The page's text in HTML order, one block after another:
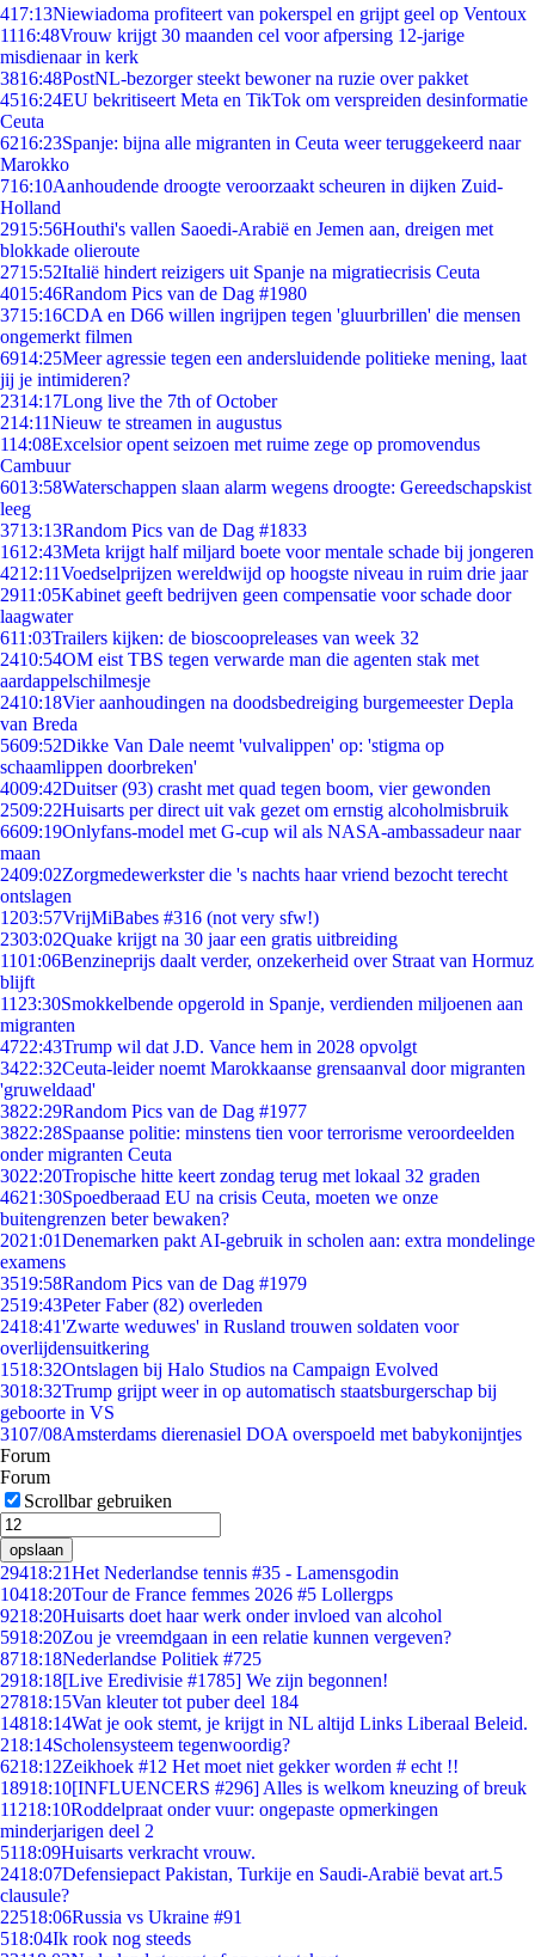
417:13Niewiadoma profiteert van pokerspel en grijpt geel op Ventoux
1116:48Vrouw krijgt 30 maanden cel voor afpersing 12-jarige
misdienaar in kerk
3816:48PostNL-bezorger steekt bewoner na ruzie over pakket
4516:24EU bekritiseert Meta en TikTok om verspreiden desinformatie
Ceuta
6216:23Spanje: bijna alle migranten in Ceuta weer teruggekeerd naar
Marokko
716:10Aanhoudende droogte veroorzaakt scheuren in dijken Zuid-
Holland
2915:56Houthi's vallen Saoedi-Arabië en Jemen aan, dreigen met
blokkade olieroute
2715:52Italië hindert reizigers uit Spanje na migratiecrisis Ceuta
4015:46Random Pics van de Dag #1980
3715:16CDA en D66 willen ingrijpen tegen 'gluurbrillen' die mensen
ongemerkt filmen
6914:25Meer agressie tegen een andersluidende politieke mening, laat
jij je intimideren?
2314:17Long live the 7th of October
214:11Nieuw te streamen in augustus
114:08Excelsior opent seizoen met ruime zege op promovendus
Cambuur
6013:58Waterschappen slaan alarm wegens droogte: Gereedschapskist
leeg
3713:13Random Pics van de Dag #1833
1612:43Meta krijgt half miljard boete voor mentale schade bij jongeren
4212:11Voedselprijzen wereldwijd op hoogste niveau in ruim drie jaar
2911:05Kabinet geeft bedrijven geen compensatie voor schade door
laagwater
611:03Trailers kijken: de bioscoopreleases van week 32
2410:54OM eist TBS tegen verwarde man die agenten stak met
aardappelschilmesje
2410:18Vier aanhoudingen na doodsbedreiging burgemeester Depla
van Breda
5609:52Dikke Van Dale neemt 'vulvalippen' op: 'stigma op
schaamlippen doorbreken'
4009:42Duitser (93) crasht met quad tegen boom, vier gewonden
2509:22Huisarts per direct uit vak gezet om ernstig alcoholmisbruik
6609:19Onlyfans-model met G-cup wil als NASA-ambassadeur naar
maan
2409:02Zorgmedewerkster die 's nachts haar vriend bezocht terecht
ontslagen
1203:57VrijMiBabes #316 (not very sfw!)
2303:02Quake krijgt na 30 jaar een gratis uitbreiding
1101:06Benzineprijs daalt verder, onzekerheid over Straat van Hormuz
blijft
11 23:30Smokkelbende opgerold in Spanje, verdienden miljoenen aan
migranten
4722:43Trump wil dat J.D. Vance hem in 2028 opvolgt
3422:32Ceuta-leider noemt Marokkaanse grensaanval door migranten
'gruweldaad'
3822:29Random Pics van de Dag #1977
3822:28Spaanse politie: minstens tien voor terrorisme veroordeelden
onder migranten Ceuta
3022:20Tropische hitte keert zondag terug met lokaal 32 graden
4621:30Spoedberaad EU na crisis Ceuta, moeten we onze
buitengrenzen beter bewaken?
2021:01Denemarken pakt AI-gebruik in scholen aan: extra mondelinge
examens
3519:58Random Pics van de Dag #1979
2519:43Peter Faber (82) overleden
2418:41'Zwarte weduwes' in Rusland trouwen soldaten voor
overlijdensuitkering
1518:32Ontslagen bij Halo Studios na Campaign Evolved
3018:32Trump grijpt weer in op automatisch staatsburgerschap bij
geboorte in VS
3107/08Amsterdams dierenasiel DOA overspoeld met babykonijntjes
Forum
Forum
Scrollbar gebruiken
opslaan
29418:21Het Nederlandse tennis #35 - Lamensgodin
10418:20Tour de France femmes 2026 #5 Lollergps
9218:20Huisarts doet haar werk onder invloed van alcohol
5918:20Zou je vreemdgaan in een relatie kunnen vergeven?
8718:18Nederlandse Politiek #725
2918:18[Live Eredivisie #1785] We zijn begonnen!
27818:15Van kleuter tot puber deel 184
14818:14Wat je ook stemt, je krijgt in NL altijd Links Liberaal Beleid.
218:14Scholensysteem tegenwoordig?
6218:12Zeikhoek #12 Het moet niet gekker worden # echt !!
18918:10[INFLUENCERS #296] Alles is welkom kneuzing of breuk
11218:10Roddelpraat onder vuur: ongepaste opmerkingen
minderjarigen deel 2
5118:09Huisarts verkracht vrouw.
2418:07Defensiepact Pakistan, Turkije en Saudi-Arabië bevat art.5
clausule?
22518:06Russia vs Ukraine #91
518:04Ik rook nog steeds